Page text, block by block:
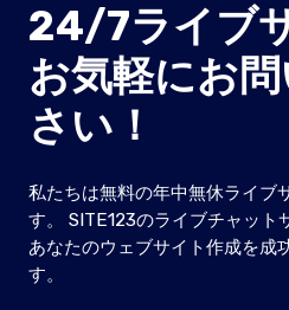
24/7ライブ
お気軽にお
さい！
私たちは無料の年中無休ライブ
す。 SITE123のライブチャット
あなたのウェブサイト作成を成
す。